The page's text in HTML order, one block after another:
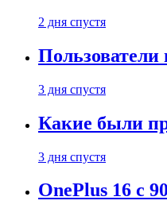
2 дня спустя
Пользователи
3 дня спустя
Какие были
3 дня спустя
OnePlus 16 с